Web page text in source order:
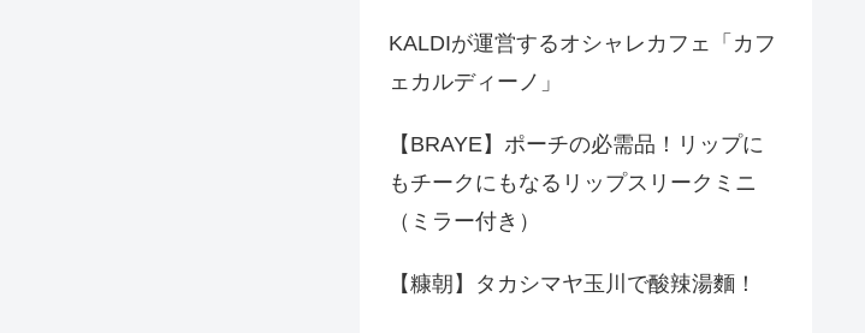
KALDIが運営するオシャレカフェ「カフ
ェカルディーノ」
【BRAYE】ポーチの必需品！リップに
もチークにもなるリップスリークミニ
（ミラー付き）
【糠朝】タカシマヤ玉川で酸辣湯麵！